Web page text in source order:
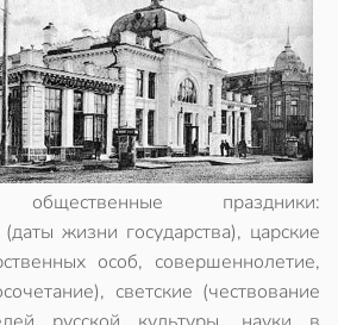
праздники:
жизни государства), царские
особ, совершеннолетие,
светские (чествование